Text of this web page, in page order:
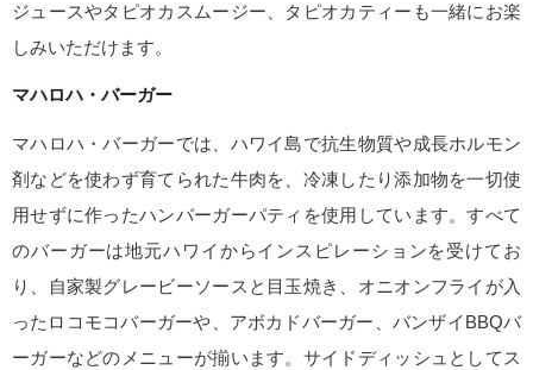
ジュースやタピオカスムージー、タピオカティーも一緒にお楽
しみいただけます。
マハロハ・バーガー
マハロハ・バーガーでは、ハワイ島で抗生物質や成長ホルモン
剤などを使わず育てられた牛肉を、冷凍したり添加物を一切使
用せずに作ったハンバーガーパティを使用しています。すべて
のバーガーは地元ハワイからインスピレーションを受けてお
り、自家製グレービーソースと目玉焼き、オニオンフライが入
ったロコモコバーガーや、アボカドバーガー、バンザイBBQバ
ーガーなどのメニューが揃います。サイドディッシュとしてス